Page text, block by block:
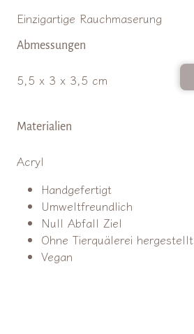
Einzigartige Rauchmaserung
Abmessungen
5,5 x 3 x 3,5 cm
Materialien
Acryl
Handgefertigt
Umweltfreundlich
Null Abfall Ziel
Ohne Tierquälerei hergestellt
Vegan